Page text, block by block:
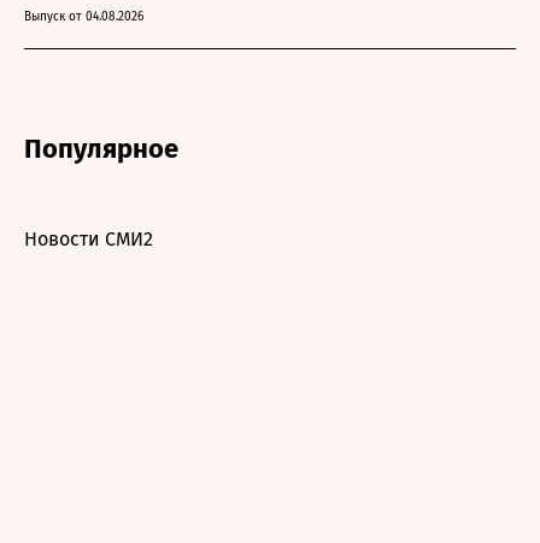
Выпуск от 04.08.2026
Популярное
Новости СМИ2